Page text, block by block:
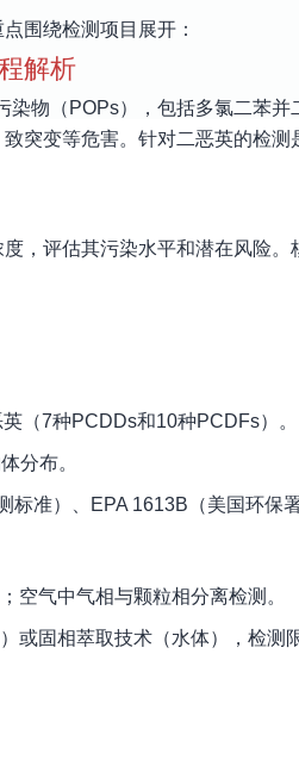
围绕检测项目展开：
解析
染物（POPs），包括多氯二苯
突变等危害。针对二恶英的检
，评估其污染水平和潜在风险。
（7种PCDDs和10种PCDFs）。
分布。
标准）、EPA 1613B（美国环保署
空气中气相与颗粒相分离检测。
或固相萃取技术（水体），检测